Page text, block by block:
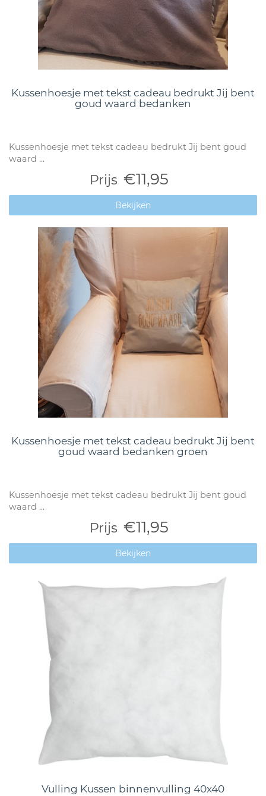
Kussenhoesje met tekst cadeau bedrukt Jij bent
goud waard bedanken
Kussenhoesje met tekst cadeau bedrukt Jij bent goud
waard ...
Prijs €11,95
Bekijken
Kussenhoesje met tekst cadeau bedrukt Jij bent
goud waard bedanken groen
Kussenhoesje met tekst cadeau bedrukt Jij bent goud
waard ...
Prijs €11,95
Bekijken
Vulling Kussen binnenvulling 40x40